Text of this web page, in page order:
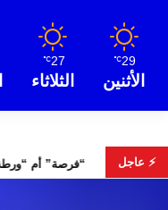
29
℃
الأثنين
27
℃
الثلاثاء
⚡ عاجل